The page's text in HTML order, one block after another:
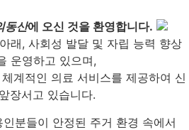
동산에 오신 것을 환영합니다.
래, 사회성 발달 및 자립 능력 향상
운영하고 있으며,
계적인 의료 서비스를 제공하여 신
장서고 있습니다.
분들이 안정된 주거 환경 속에서